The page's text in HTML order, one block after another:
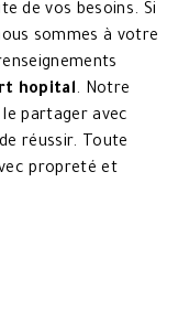
de vos besoins. Si
sommes à votre
hopital. Notre
partager avec
réussir. Toute
propreté et